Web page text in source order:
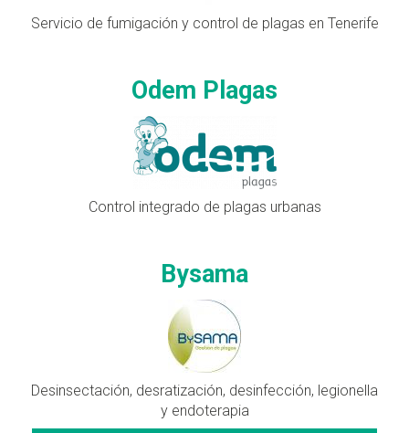
Servicio de fumigación y control de plagas en Tenerife
Odem Plagas
Control integrado de plagas urbanas
Bysama
Desinsectación, desratización, desinfección, legionella
y endoterapia